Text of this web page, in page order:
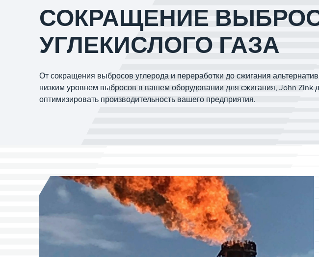
СОКРАЩЕНИЕ
УГЛЕКИСЛОГО ГАЗА
От сокращения выбросов углерода и переработки до сжигания
низким уровнем выбросов в вашем оборудовании для сжигания, John Zink
оптимизировать производительность вашего предприятия.